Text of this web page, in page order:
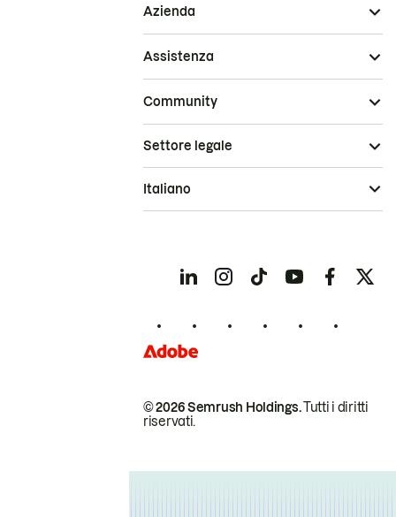
Azienda
Assistenza
Community
© 2026 Semrush Holdings.Tutti i diritti
riservati.
Settore legale
Italiano